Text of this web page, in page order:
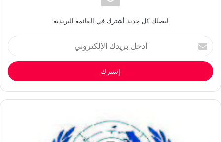
ليصلك كل جديد أشترك في القائمة البريدية
أدخل
بريدك
الإلكتروني